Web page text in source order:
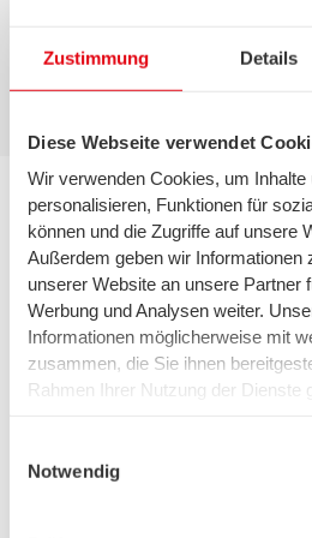
Zustimmung Details
Diese Webseite verwendet
Wir verwenden Cookies, um Inhalte
personalisieren, Funktionen für
können und die Zugriffe auf unsere
Außerdem geben wir Informationen
unserer Website an unsere Partner
Werbung und Analysen weiter.
Informationen möglicherweise mit
zusammen, die Sie ihnen
Rahmen Ihrer Nutzung der Dienste
existiert. Das birgt das Risiko des
durch Behörden, das Fehlen
fehlende Rechtsmittel und den
Notwendig
Jetzt Gewinnspiele entdecken